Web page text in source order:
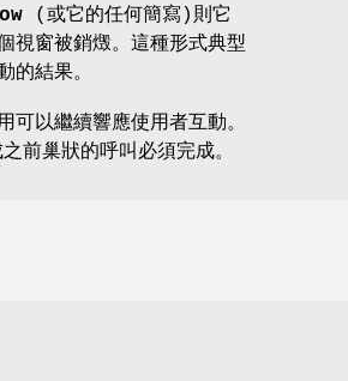
(或它的任何簡寫)則它
視窗被銷燬。這種形式典型
的結果。
以繼續響應使用者互動。
前巢狀的呼叫必須完成。